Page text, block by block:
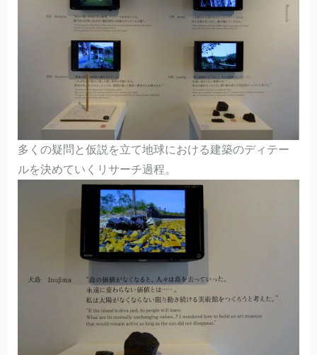
多くの疑問と仮説を立て地球における建築のディテー
ルを決めていくリサーチ過程。